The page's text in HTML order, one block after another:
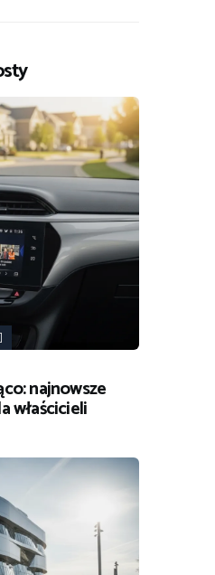
najnowsze
właścicieli